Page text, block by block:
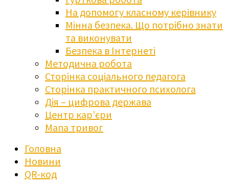
На допомогу класному керівнику
Мінна безпека. Що потрібно знати
та виконувати
Безпека в Інтернеті
Методична робота
Сторінка соціального педагога
Сторінка практичного психолога
Дія – цифрова держава
Центр кар’єри
Мапа тривог
Головна
Новини
QR-код